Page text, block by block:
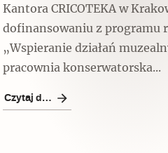
Memento dla
Kantora CRICOTEKA w
dofinansowaniu z programu
„Wspieranie działań
pracownia konserwatorska...
Czytaj dalej